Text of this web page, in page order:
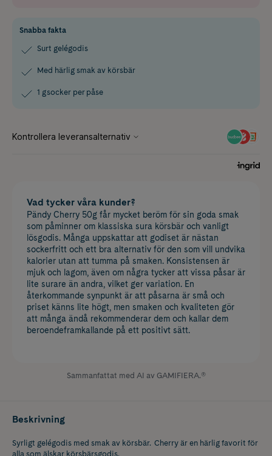
Snabba fakta
Surt gelégodis
Med härlig smak av körsbär
1 g socker per påse
Vad tycker våra kunder?
Pändy Cherry 50g får mycket beröm för sin goda smak
som påminner om klassiska sura körsbär och vanligt
lösgodis. Många uppskattar att godiset är nästan
sockerfritt och ett bra alternativ för den som vill undvika
kalorier utan att tumma på smaken. Konsistensen är
mjuk och lagom, även om några tycker att vissa påsar är
lite surare än andra, vilket ger variation. En
återkommande synpunkt är att påsarna är små och
priset känns lite högt, men smaken och kvaliteten gör
att många ändå rekommenderar dem och kallar dem
beroendeframkallande på ett positivt sätt.
Sammanfattat med AI av GAMIFIERA.®
Beskrivning
Syrligt gelégodis med smak av körsbär. Cherry är en härlig favorit för
alla som älskar körsbärsgodis.